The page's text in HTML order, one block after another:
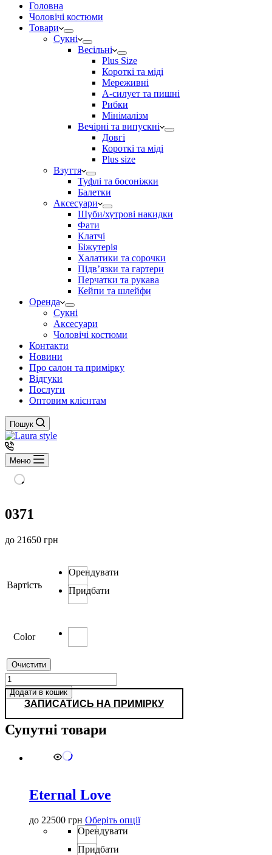
Головна
Чоловічі костюми
Товари
Сукні
Весільні
Plus Size
Короткі та міді
Мереживні
А-силует та пишні
Рибки
Мінімалізм
Вечірні та випускні
Довгі
Короткі та міді
Plus size
Взуття
Туфлі та босоніжки
Балетки
Аксесуари
Шуби/хутрові накидки
Фати
Клатчі
Біжутерія
Халатики та сорочки
Підвʼязки та гартери
Перчатки та рукава
Кейпи та шлейфи
Оренда
Сукні
Аксесуари
Чоловічі костюми
Контакти
Новини
Про салон та примірку
Відгуки
Послуги
Оптовим клієнтам
Пошук
Меню
0371
до 21650 грн
Вартість
Орендувати
Придбати
Color
Очистити
0371
кількість
Додати в кошик
ЗАПИСАТИСЬ НА ПРИМІРКУ
Супутні товари
Eternal Love
до 22500 грн Оберіть опціїЦей
Орендувати
Придбати